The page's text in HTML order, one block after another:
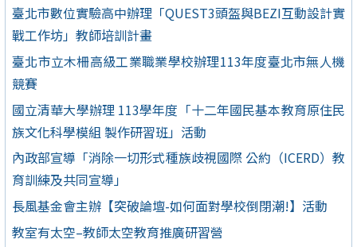
臺北市數位實驗高中辦理「QUEST3頭盔與BEZI互動設計實
戰工作坊」教師培訓計畫
臺北市立木柵高級工業職業學校辦理113年度臺北市無人機
競賽
國立清華大學辦理 113學年度「十二年國民基本教育原住民
族文化科學模組 製作研習班」活動
內政部宣導「消除一切形式種族歧視國際 公約（ICERD）教
育訓練及共同宣導」
長風基金會主辦【突破論壇-如何面對學校倒閉潮!】活動
教室有太空–教師太空教育推廣研習營